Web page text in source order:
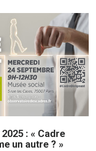
: « Cadre
un autre ? »